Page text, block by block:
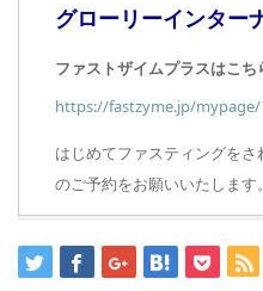
グローリーインター
ファストザイムプラスはこち
https://fastzyme.jp/mypage/
はじめてファスティングを
のご予約をお願いいたします。